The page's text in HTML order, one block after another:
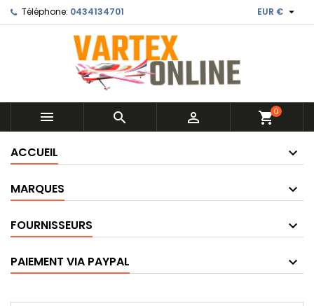
Téléphone: 0434134701 EUR € 
   shopping_cart0
ACCUEIL
MARQUES
FOURNISSEURS
PAIEMENT VIA PAYPAL